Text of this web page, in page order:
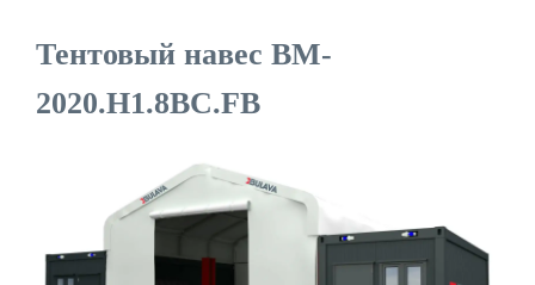
Тентовый навес ВM-
2020.Н1.8ВС.FB